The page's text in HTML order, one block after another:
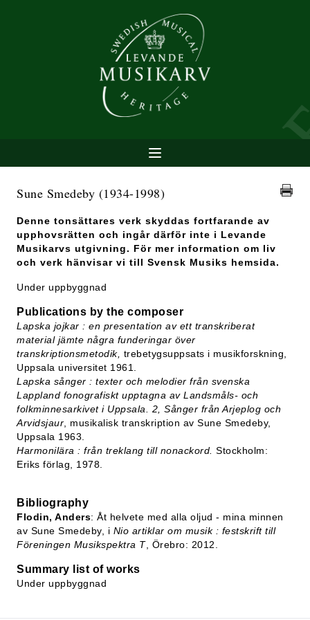
Sune Smedeby (1934-1998)
Denne tonsättares verk skyddas fortfarande av
upphovsrätten och ingår därför inte i Levande
Musikarvs utgivning. För mer information om liv
och verk hänvisar vi till Svensk Musiks hemsida.
Under uppbyggnad
Publications by the composer
Lapska jojkar : en presentation av ett transkriberat
material jämte några funderingar över
transkriptionsmetodik, trebetygsuppsats i musikforskning,
Uppsala universitet 1961.
Lapska sånger : texter och melodier från svenska
Lappland fonografiskt upptagna av Landsmåls- och
folkminnesarkivet i Uppsala. 2, Sånger från Arjeplog och
Arvidsjaur , musikalisk transkription av Sune Smedeby,
Uppsala 1963.
Harmonilära : från treklang till nonackord. Stockholm:
Eriks förlag, 1978.
Bibliography
Flodin, Anders: Åt helvete med alla oljud - mina minnen
av Sune Smedeby, i Nio artiklar om musik : festskrift till
Föreningen Musikspektra T, Örebro: 2012.
Summary list of works
Under uppbyggnad